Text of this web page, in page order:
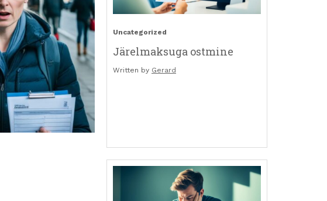
Uncategorized
Järelmaksuga ostmine
Written by Gerard